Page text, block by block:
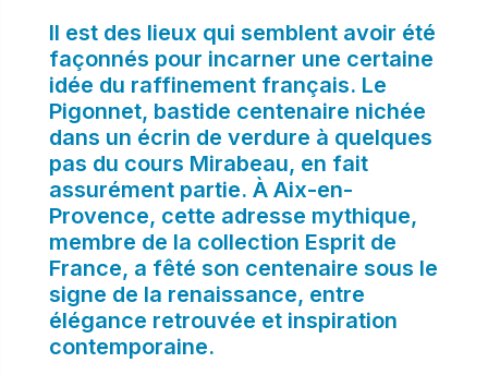
Il est des lieux qui semblent avoir été
façonnés pour incarner une certaine
idée du raffinement français. Le
Pigonnet, bastide centenaire nichée
dans un écrin de verdure à quelques
pas du cours Mirabeau, en fait
assurément partie. À Aix-en-
Provence, cette adresse mythique,
membre de la collection Esprit de
France, a fêté son centenaire sous le
signe de la renaissance, entre
élégance retrouvée et inspiration
contemporaine.